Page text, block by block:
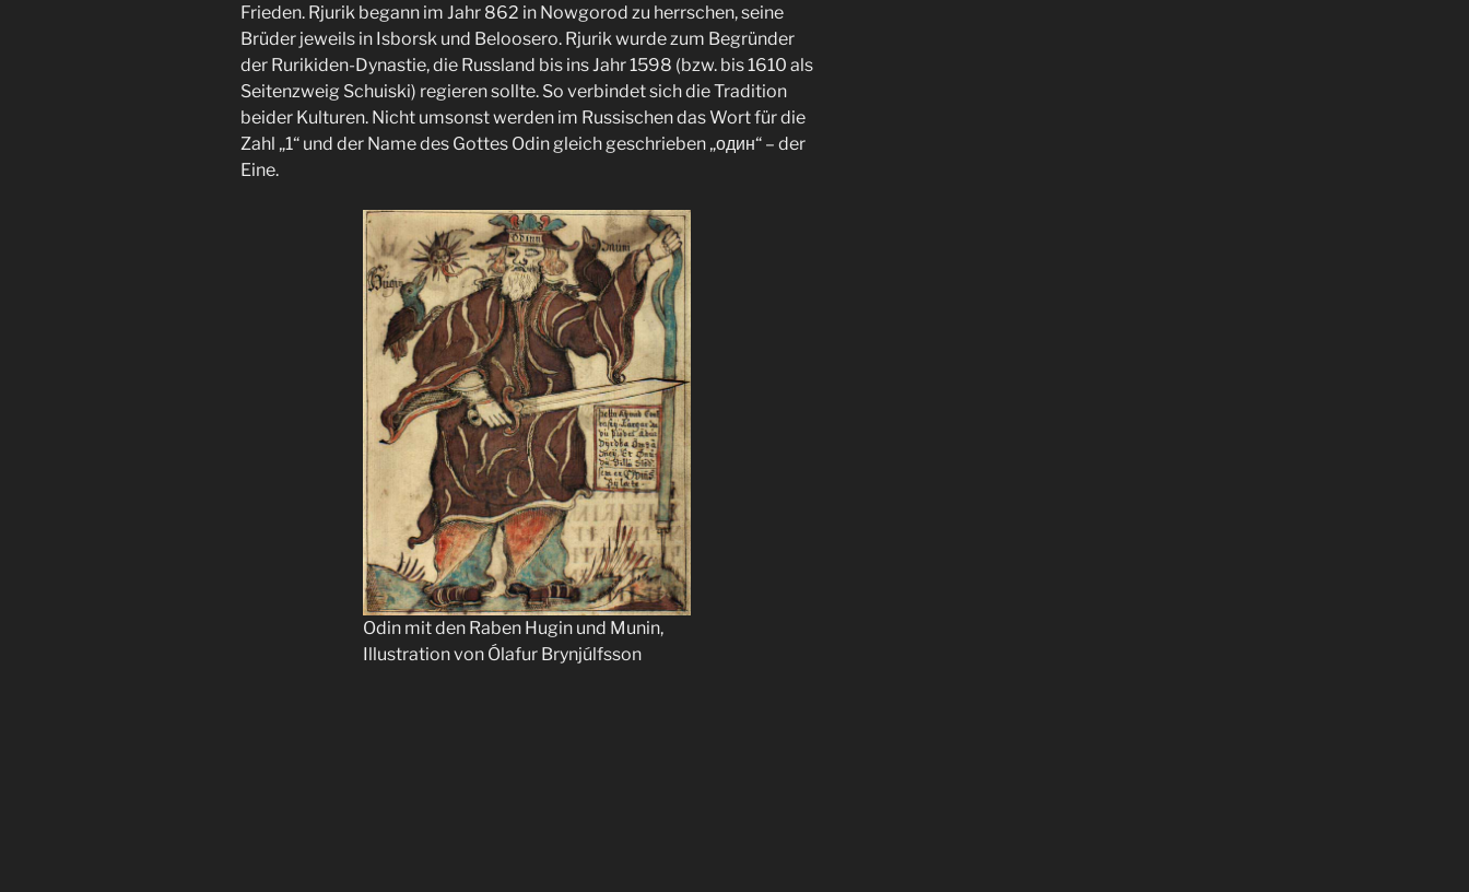
Frieden. Rjurik begann im Jahr 862 in Nowgorod zu herrschen, seine
Brüder jeweils in Isborsk und Beloosero. Rjurik wurde zum Begründer
der Rurikiden-Dynastie, die Russland bis ins Jahr 1598 (bzw. bis 1610 als
Seitenzweig Schuiski) regieren sollte. So verbindet sich die Tradition
beider Kulturen. Nicht umsonst werden im Russischen das Wort für die
Zahl „1“ und der Name des Gottes Odin gleich geschrieben „один“ – der
Eine.
Odin mit den Raben Hugin und Munin,
Illustration von Ólafur Brynjúlfsson